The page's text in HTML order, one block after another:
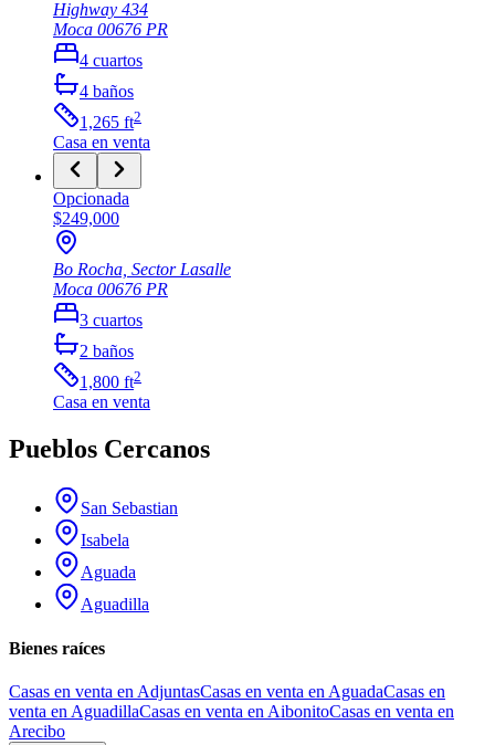
Highway 434
Moca 00676 PR
4 cuartos
4 baños
1,265 ft2
Casa en venta
Opcionada
$249,000
Bo Rocha, Sector Lasalle
Moca 00676 PR
3 cuartos
2 baños
1,800 ft2
Casa en venta
Pueblos Cercanos
San Sebastian
Isabela
Aguada
Aguadilla
Bienes raíces
Casas en venta en AdjuntasCasas en venta en AguadaCasas en
venta en AguadillaCasas en venta en AibonitoCasas en venta en
Arecibo